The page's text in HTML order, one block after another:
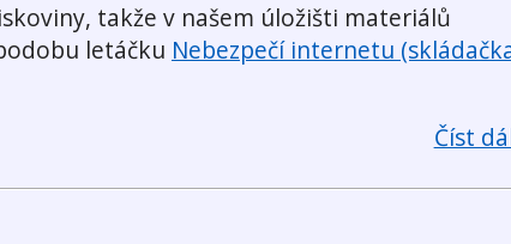
takže v našem úložišti materiálů
letáčku Nebezpečí internetu
Číst